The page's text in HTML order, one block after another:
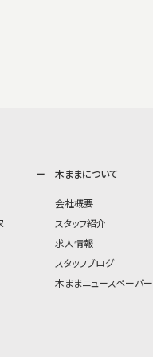
木ままについて
会社概要
スタッフ紹介
求人情報
スタッフブログ
木ままニュースペーパー